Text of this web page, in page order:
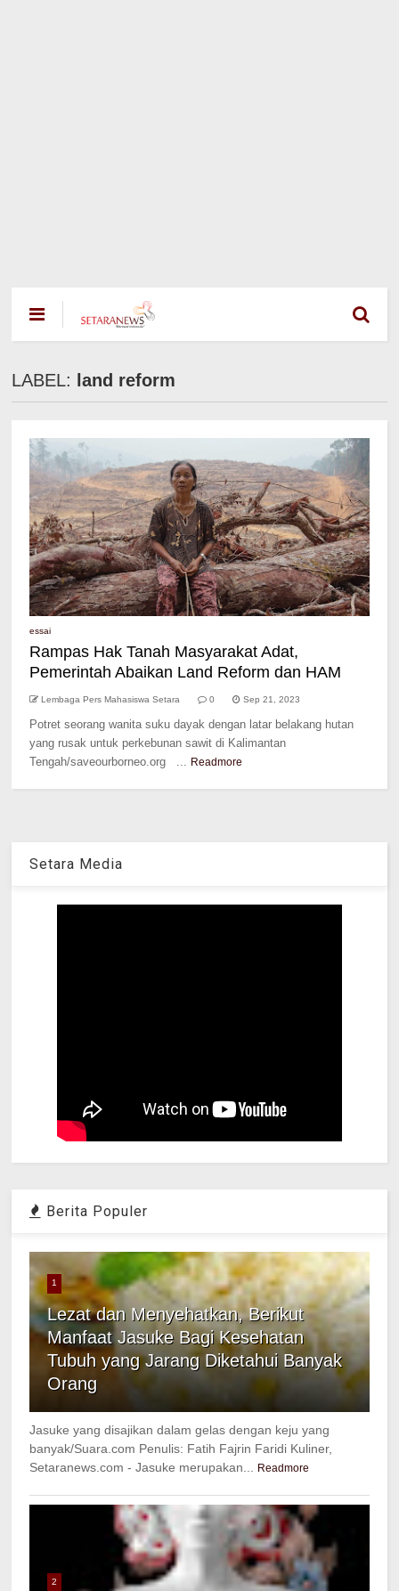
LABEL: land reform
essai
Rampas Hak Tanah Masyarakat Adat,
Pemerintah Abaikan Land Reform dan HAM
Lembaga Pers Mahasiswa Setara 0 Sep 21, 2023
Potret seorang wanita suku dayak dengan latar belakang hutan
yang rusak untuk perkebunan sawit di Kalimantan
Tengah/saveourborneo.org ... Readmore
Setara Media
Berita Populer
1
Lezat dan Menyehatkan, Berikut
Manfaat Jasuke Bagi Kesehatan
Tubuh yang Jarang Diketahui Banyak
Orang
Jasuke yang disajikan dalam gelas dengan keju yang
banyak/Suara.com Penulis: Fatih Fajrin Faridi Kuliner,
Setaranews.com - Jasuke merupakan...
Readmore
2